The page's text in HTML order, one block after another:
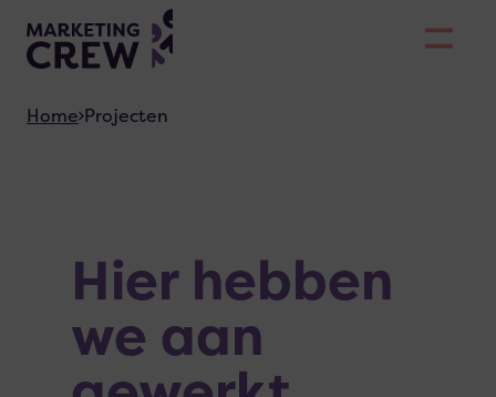
Skiplinks
Home Projecten
Hier hebben
we aan